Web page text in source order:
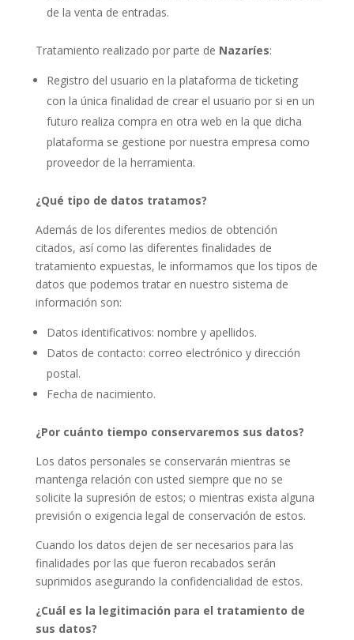
de la venta de entradas.
Tratamiento realizado por parte de Nazaríes:
Registro del usuario en la plataforma de ticketing
con la única finalidad de crear el usuario por si en un
futuro realiza compra en otra web en la que dicha
plataforma se gestione por nuestra empresa como
proveedor de la herramienta.
¿Qué tipo de datos tratamos?
Además de los diferentes medios de obtención
citados, así como las diferentes finalidades de
tratamiento expuestas, le informamos que los tipos de
datos que podemos tratar en nuestro sistema de
información son:
Datos identificativos: nombre y apellidos.
Datos de contacto: correo electrónico y dirección
postal.
Fecha de nacimiento.
¿Por cuánto tiempo conservaremos sus datos?
Los datos personales se conservarán mientras se
mantenga relación con usted siempre que no se
solicite la supresión de estos; o mientras exista alguna
previsión o exigencia legal de conservación de estos.
Cuando los datos dejen de ser necesarios para las
finalidades por las que fueron recabados serán
suprimidos asegurando la confidencialidad de estos.
¿Cuál es la legitimación para el tratamiento de
sus datos?